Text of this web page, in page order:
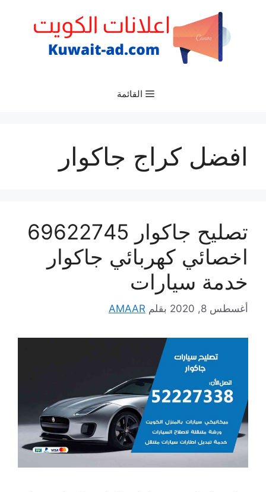
القائمة
افضل كراج جاكوار
تصليح جاكوار 69622745
اخصائي كهربائي جاكوار
خدمة سيارات
أغسطس 8, 2020 بقلم AMAAR